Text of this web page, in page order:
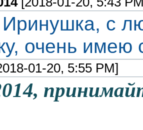
с
очень
01-20, 5:55 PM]